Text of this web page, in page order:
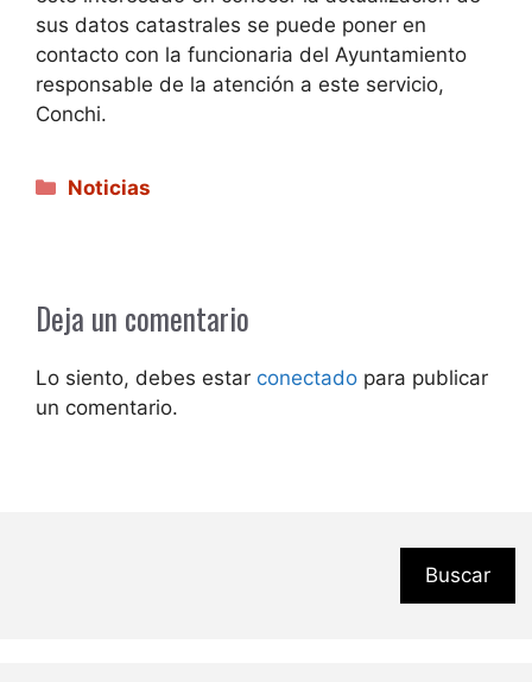
sus datos catastrales se puede poner en
contacto con la funcionaria del Ayuntamiento
responsable de la atención a este servicio,
Conchi.
Categorías
Noticias
Deja un comentario
Lo siento, debes estar conectado para publicar
un comentario.
Buscar